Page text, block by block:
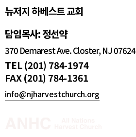
뉴저지 하베스트 교회
담임목사: 정선약
370 Demarest Ave. Closter, NJ 07624
TEL (201) 784-1974
FAX (201) 784-1361
info@njharvestchurch.org